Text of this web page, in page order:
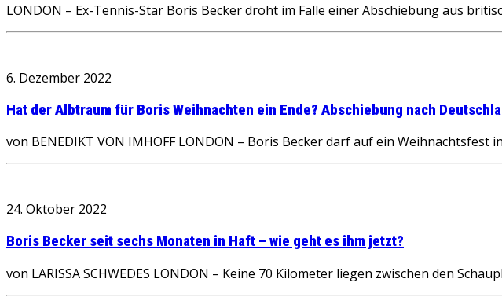
LONDON – Ex-Tennis-Star Boris Becker droht im Falle einer Abschiebung aus
6. Dezember 2022
Hat der Albtraum für Boris Weihnachten ein Ende? Abschiebung nach
von BENEDIKT VON IMHOFF LONDON – Boris Becker darf auf ein
24. Oktober 2022
Boris Becker seit sechs Monaten in Haft – wie geht es ihm jetzt?
von LARISSA SCHWEDES LONDON – Keine 70 Kilometer liegen zwischen den